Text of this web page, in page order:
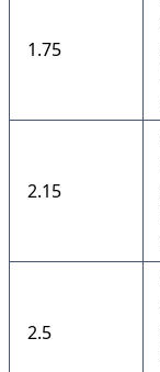
1.75
2.15
2.5